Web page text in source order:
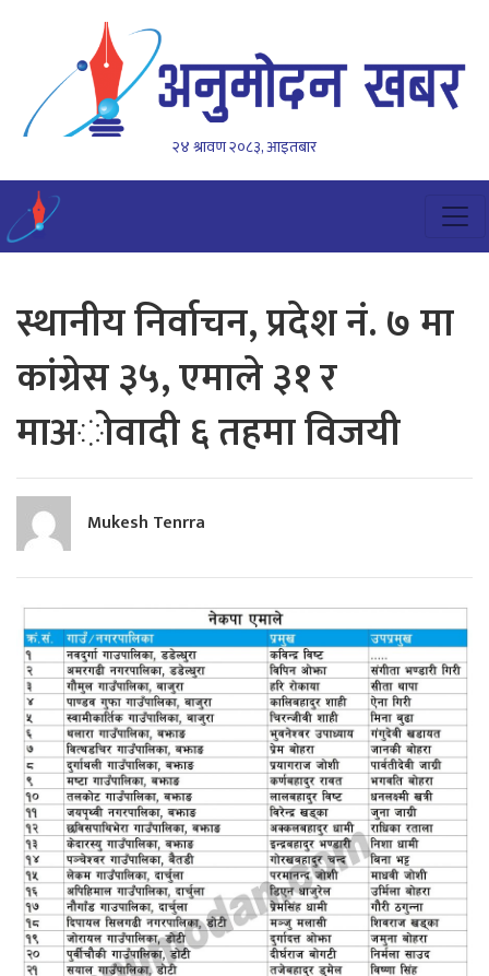
२४ श्रावण २०८३, आइतबार
स्थानीय निर्वाचन, प्रदेश नं. ७ मा
कांग्रेस ३५, एमाले ३१ र
माअोवादी ६ तहमा विजयी
Mukesh Tenrra